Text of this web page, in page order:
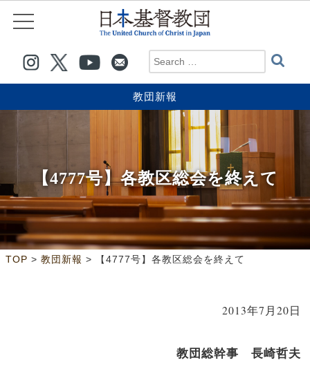
教団新報
【4777号】各教区総会を終えて
TOP > 教団新報 > 【4777号】各教区総会を終えて
2013年7月20日
教団総幹事 長崎哲夫